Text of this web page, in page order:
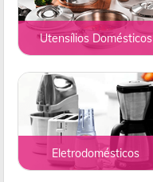
Utensílios Domésticos
Eletrodomésticos